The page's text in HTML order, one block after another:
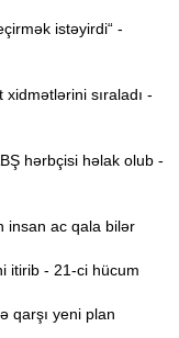
istəyirdi“ -
sıraladı -
hərbçisi həlak olub -
insan ac qala bilər
itirib - 21-ci hücum
qarşı yeni plan